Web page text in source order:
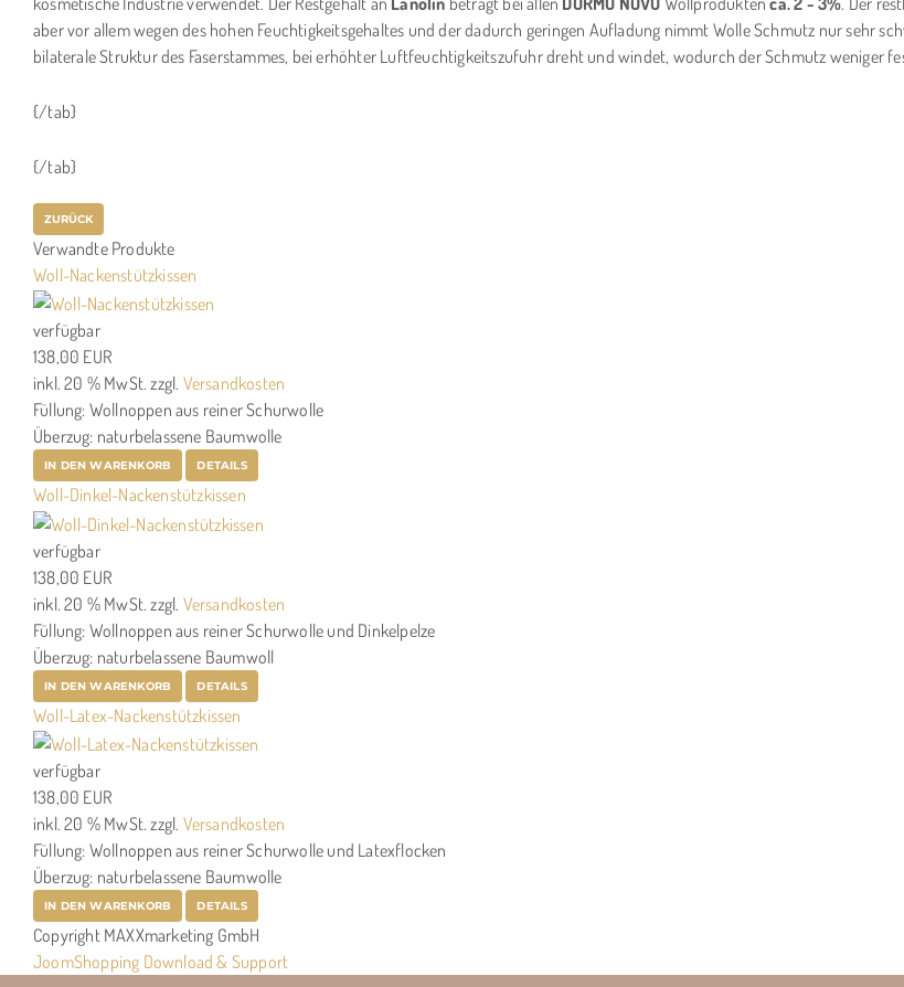
aber vor allem wegen des hohen Feuchtigkeitsgehaltes und der dadurch geringen Aufladung nimmt Wolle Schmutz nur sehr
bilaterale Struktur des Faserstammes, bei erhöhter Luftfeuchtigkeitszufuhr dreht und windet, wodurch der Schmutz weniger
{/tab}
{/tab}
Verwandte Produkte
Woll-Nackenstützkissen
verfügbar
138,00 EUR
inkl. 20 % MwSt. zzgl. Versandkosten
Füllung: Wollnoppen aus reiner Schurwolle
Überzug: naturbelassene Baumwolle
IN DEN WARENKORB DETAILS
Woll-Dinkel-Nackenstützkissen
verfügbar
138,00 EUR
inkl. 20 % MwSt. zzgl. Versandkosten
Füllung: Wollnoppen aus reiner Schurwolle und Dinkelpelze
Überzug: naturbelassene Baumwoll
IN DEN WARENKORB DETAILS
Woll-Latex-Nackenstützkissen
verfügbar
138,00 EUR
inkl. 20 % MwSt. zzgl. Versandkosten
Füllung: Wollnoppen aus reiner Schurwolle und Latexflocken
Überzug: naturbelassene Baumwolle
IN DEN WARENKORB DETAILS
Copyright MAXXmarketing GmbH
JoomShopping Download & Support